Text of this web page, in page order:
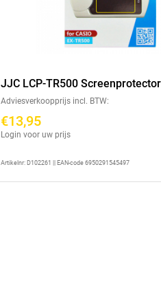
JJC LCP-TR500 Screenprotector
Adviesverkoopprijs incl. BTW:
€13,95
Login voor uw prijs
Artikelnr: D102261 || EAN-code 6950291545497